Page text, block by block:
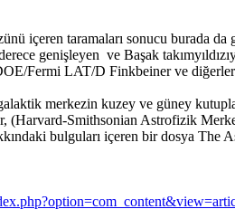
içeren taramaları sonucu burada
genişleyen ve Başak
Fermi LAT/D Finkbeiner ve
merkezin kuzey ve güney
(Harvard-Smithsonian Astrofizik
bulguları içeren bir dosya The